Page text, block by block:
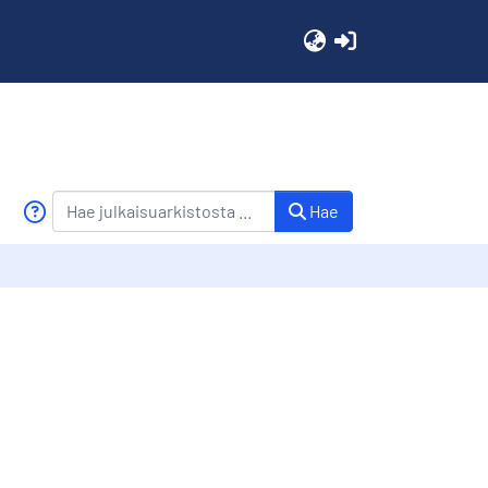
Hae